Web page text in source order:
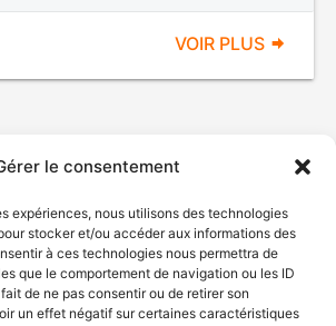
le consentement
expériences, nous utilisons des technologies
stocker et/ou accéder aux informations des
à ces technologies nous permettra de
que le comportement de navigation ou les ID
de ne pas consentir ou de retirer son
un effet négatif sur certaines caractéristiques
VOIR PLUS